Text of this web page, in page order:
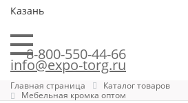
Казань
8-800-550-44-66
info@expo-torg.ru
Главная страница
Каталог товаров
Мебельная кромка оптом